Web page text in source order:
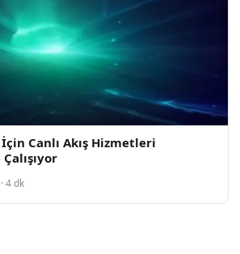
Canlı Akış Hizmetleri
4 dk